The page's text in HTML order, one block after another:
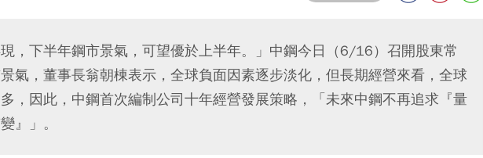
現，下半年鋼市景氣，可望優於上半年。」中鋼今日（6/16）召開股東常
氣，董事長翁朝棟表示，全球負面因素逐步淡化，但長期經營來看，全球
，因此，中鋼首次編制公司十年經營發展策略，「未來中鋼不再追求『量
』」。